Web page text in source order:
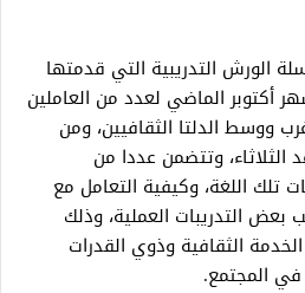
الورش التدريبية التي قدمتها
أكتوبر الماضي لعدد من العاملين
ووسط الدلتا الثقافيين، ومن
وتتضمن عددا من
تلك اللغة، وكيفية التعامل مع
بعض التدريبات العملية، وذلك
الثقافية وذوي القدرات
في المجتمع.